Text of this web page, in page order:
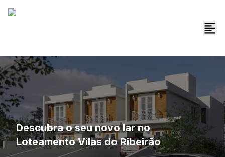
Descubra o seu novo lar no
Loteamento Vilas do Ribeirão